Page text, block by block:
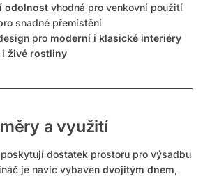
odolnost vhodná pro venkovní použití
snadné přemístění
pro moderní i klasické interiéry
i živé rostliny
a využití
poskytují dostatek prostoru pro výsadbu
je navíc vybaven dvojitým dnem,